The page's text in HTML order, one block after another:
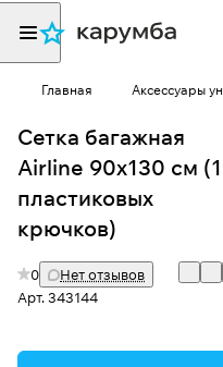
Главная Аксессуары
Сетка багажная
Airline 90х130 см
пластиковых
крючков)
0
Нет отзывов
Арт.343144